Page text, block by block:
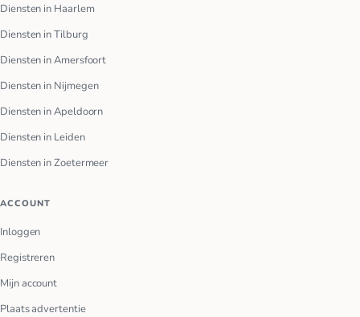
Diensten in Haarlem
Diensten in Tilburg
Diensten in Amersfoort
Diensten in Nijmegen
Diensten in Apeldoorn
Diensten in Leiden
Diensten in Zoetermeer
ACCOUNT
Inloggen
Registreren
Mijn account
Plaats advertentie